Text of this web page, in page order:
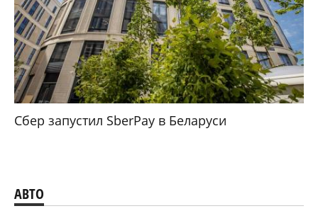
Сбер запустил SberPay в Беларуси
АВТО